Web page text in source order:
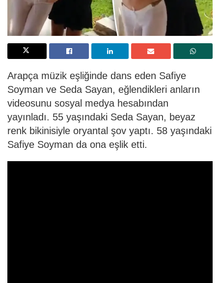
Arapça müzik eşliğinde dans eden Safiye
Soyman ve Seda Sayan, eğlendikleri anların
videosunu sosyal medya hesabından
yayınladı. 55 yaşındaki Seda Sayan, beyaz
renk bikinisiyle oryantal şov yaptı. 58 yaşındaki
Safiye Soyman da ona eşlik etti.